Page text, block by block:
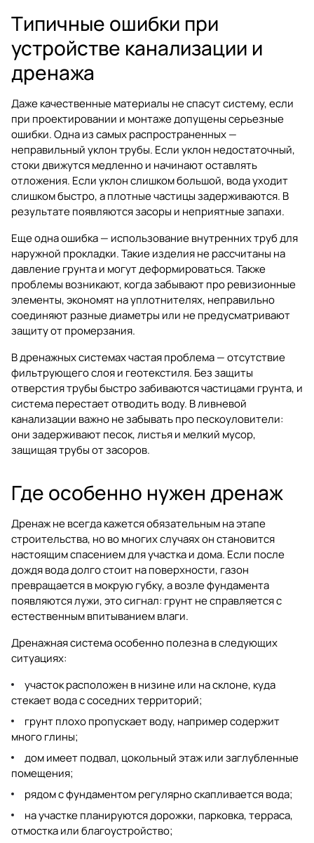
Типичные ошибки при
устройстве канализации и
дренажа
Даже качественные материалы не спасут систему, если
при проектировании и монтаже допущены серьезные
ошибки. Одна из самых распространенных —
неправильный уклон трубы. Если уклон недостаточный,
стоки движутся медленно и начинают оставлять
отложения. Если уклон слишком большой, вода уходит
слишком быстро, а плотные частицы задерживаются. В
результате появляются засоры и неприятные запахи.
Еще одна ошибка — использование внутренних труб для
наружной прокладки. Такие изделия не рассчитаны на
давление грунта и могут деформироваться. Также
проблемы возникают, когда забывают про ревизионные
элементы, экономят на уплотнителях, неправильно
соединяют разные диаметры или не предусматривают
защиту от промерзания.
В дренажных системах частая проблема — отсутствие
фильтрующего слоя и геотекстиля. Без защиты
отверстия трубы быстро забиваются частицами грунта, и
система перестает отводить воду. В ливневой
канализации важно не забывать про пескоуловители:
они задерживают песок, листья и мелкий мусор,
защищая трубы от засоров.
Где особенно нужен дренаж
Дренаж не всегда кажется обязательным на этапе
строительства, но во многих случаях он становится
настоящим спасением для участка и дома. Если после
дождя вода долго стоит на поверхности, газон
превращается в мокрую губку, а возле фундамента
появляются лужи, это сигнал: грунт не справляется с
естественным впитыванием влаги.
Дренажная система особенно полезна в следующих
ситуациях:
участок расположен в низине или на склоне, куда
стекает вода с соседних территорий;
грунт плохо пропускает воду, например содержит
много глины;
дом имеет подвал, цокольный этаж или заглубленные
помещения;
рядом с фундаментом регулярно скапливается вода;
на участке планируются дорожки, парковка, терраса,
отмостка или благоустройство;